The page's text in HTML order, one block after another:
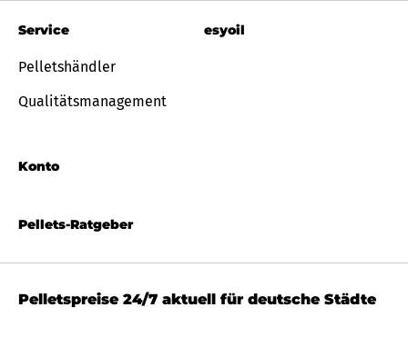
Pellets-Ratgeber
Service
Pelletshändler
Qualitätsmanagement
Konto
esyoil
Pelletspreise 24/7 aktuell für deutsche Städte